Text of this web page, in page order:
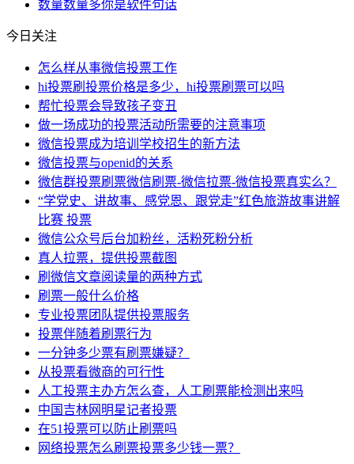
数量数量多你是软件句话
今日关注
怎么样从事微信投票工作
hi投票刷投票价格是多少，hi投票刷票可以吗
帮忙投票会导致孩子变丑
做一场成功的投票活动所需要的注意事项
微信投票成为培训学校招生的新方法
微信投票与openid的关系
微信群投票刷票微信刷票-微信拉票-微信投票真实么？
“学党史、讲故事、感党恩、跟党走”红色旅游故事讲解
比赛 投票
微信公众号后台加粉丝，活粉死粉分析
真人拉票，提供投票截图
刷微信文章阅读量的两种方式
刷票一般什么价格
专业投票团队提供投票服务
投票伴随着刷票行为
一分钟多少票有刷票嫌疑？
从投票看微商的可行性
人工投票主办方怎么查，人工刷票能检测出来吗
中国吉林网明星记者投票
在51投票可以防止刷票吗
网络投票怎么刷票投票多少钱一票？